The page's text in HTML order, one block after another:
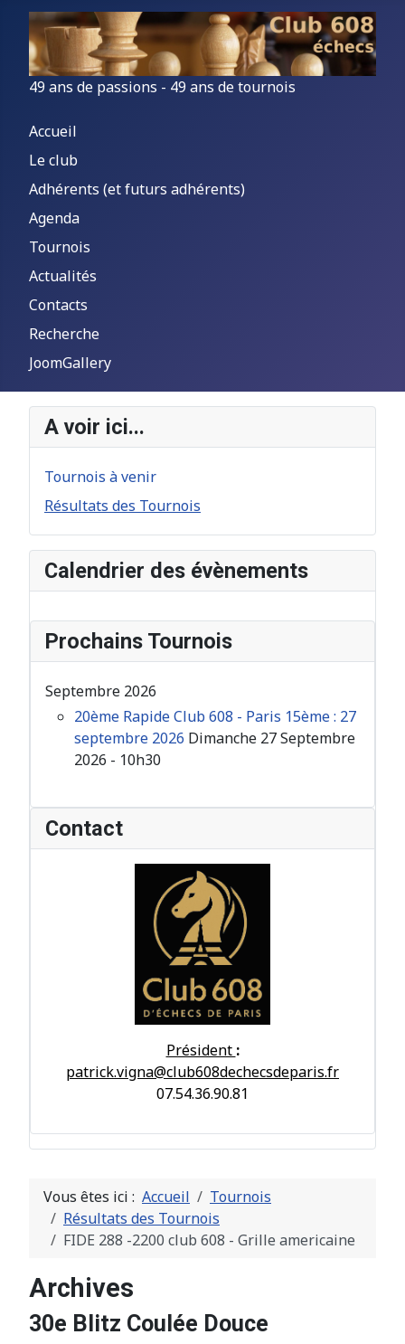
49 ans de passions - 49 ans de tournois
Accueil
Le club
Adhérents (et futurs adhérents)
Agenda
Tournois
Actualités
Contacts
Recherche
JoomGallery
A voir ici...
Tournois à venir
Résultats des Tournois
Calendrier des évènements
Prochains Tournois
Septembre 2026
20ème Rapide Club 608 - Paris 15ème : 27
septembre 2026 Dimanche 27 Septembre
2026 - 10h30
Contact
Président :
patrick.vigna@club608dechecsdeparis.fr
07.54.36.90.81
Vous êtes ici : Accueil
Tournois
Résultats des Tournois
FIDE 288 -2200 club 608 - Grille americaine
Archives
30e Blitz Coulée Douce